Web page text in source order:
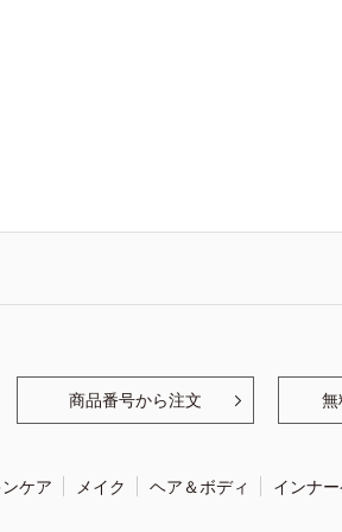
商品番号から注文
ケア メイク ヘア＆ボディ インナー